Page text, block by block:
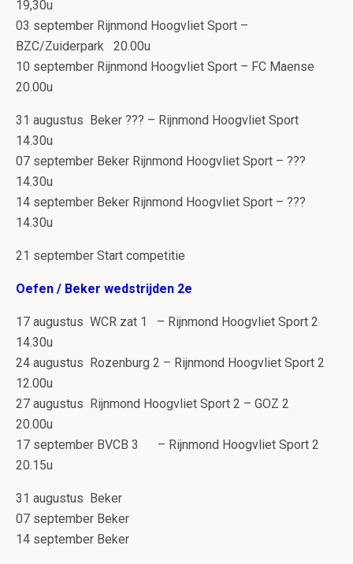
19,30u
03 september Rijnmond Hoogvliet Sport –
BZC/Zuiderpark 20.00u
10 september Rijnmond Hoogvliet Sport – FC Maense
20.00u
31 augustus Beker ??? – Rijnmond Hoogvliet Sport
14.30u
07 september Beker Rijnmond Hoogvliet Sport – ???
14.30u
14 september Beker Rijnmond Hoogvliet Sport – ???
14.30u
21 september Start competitie
Oefen / Beker wedstrijden 2e
17 augustus WCR zat 1 – Rijnmond Hoogvliet Sport 2
14.30u
24 augustus Rozenburg 2 – Rijnmond Hoogvliet Sport 2
12.00u
27 augustus Rijnmond Hoogvliet Sport 2 – GOZ 2
20.00u
17 september BVCB 3 – Rijnmond Hoogvliet Sport 2
20.15u
31 augustus Beker
07 september Beker
14 september Beker